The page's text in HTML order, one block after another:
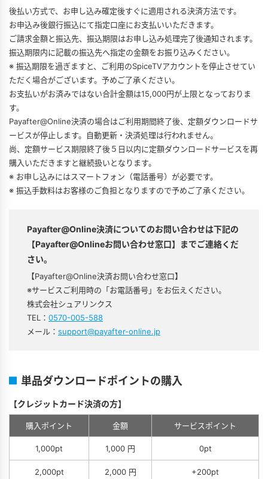
後払い方式で、お申し込み確定後すぐに適用される決済方法です。
お申込み後銀行振込にて指定口座にお支払いいただきます。
ご請求金額と振込先、振込期限はお申し込み処理完了後通知されます。
振込期限内に記載の振込先へ指定の金額をお振り込みください。
※ 振込期限を過ぎますと、ご利用のSpiceTVアカウントを停止させてい
ただく場合がございます。予めご了承ください。
お支払いがお済みではない合計金額は15,000円が上限となっておりま
す。
Payafter@Online決済の場合はご利用期間終了後、定額ダウンロードサ
ービスが停止します。自動更新・決済処理は行われません。
尚、定額サービス期限終了後５日以内に定額ダウンロードサービスを再
購入いただきますと継続扱いとなります。
※ お申し込みにはスマートフォン（電話番号）が必要です。
※ 振込手数料はお客様のご負担となりますので予めご了承ください。
Payafter@Online決済についてのお問い合わせは下記の
【Payafter@Onlineお問い合わせ窓口】までご連絡くだ
さい。
【Payafter@Online決済お問い合わせ窓口】
※サービスご利用時の「お電話番号」をお伝えください。
株式会社シュアリンクス
TEL： 0570-005-588
メール： support@payafter-online.jp
単品ダウンロードポイントの購入
【クレジットカード決済の方】
購入ポイント 金額 サービスポイント
1,000pt 1,000 円 0pt
2,000pt 2,000 円 +200pt